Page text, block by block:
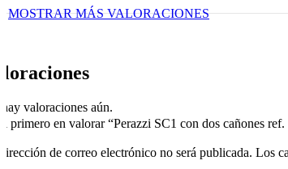
valoraciones aún.
primero en valorar “Perazzi SC1 con dos cañones ref.
de correo electrónico no será publicada. Los
MOSTRAR MÁS VALORACIONES